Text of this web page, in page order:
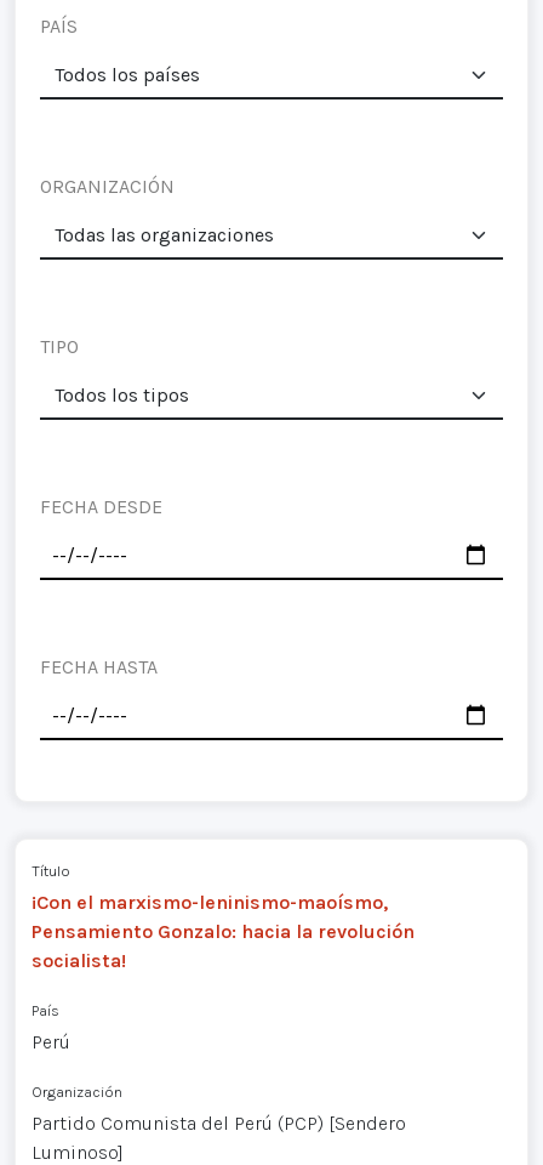
PAÍS
ORGANIZACIÓN
TIPO
FECHA DESDE
FECHA HASTA
Título
¡Con el marxismo-leninismo-maoísmo,
Pensamiento Gonzalo: hacia la revolución
socialista!
País
Perú
Organización
Partido Comunista del Perú (PCP) [Sendero
Luminoso]